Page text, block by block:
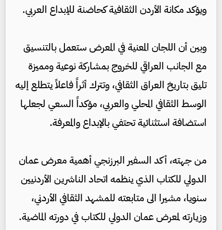
ويؤكد مكانة الأردن الثقافية كحاضنة للإبداع العربي.
وبين أن اللجان المعنية في المعرض ستعمل بالتنسيق
مع الجانب العراقي للخروج بمشاركة نوعية ومميزة
تليق بتاريخ العراق الثقافي، وتترك أثراً فاعلاً يتطلع إليه
الوسط الثقافي المحلي والعربي، مؤكداً السعي لجعلها
استضافة استثنائية تحتفي بالإبداع والمعرفة.
من جهته، أكد السفير البرزنجي أهمية معرض عمان
الدولي للكتاب الذي ينظمه اتحاد الناشرين الأردنيين
سنويا، مشيرا الى متابعته للمشهد الثقافي الأردني،
وزيارته لمعرض عمان الدولي للكتاب في دورته الماضية.